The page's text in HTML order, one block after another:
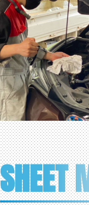
SHEET